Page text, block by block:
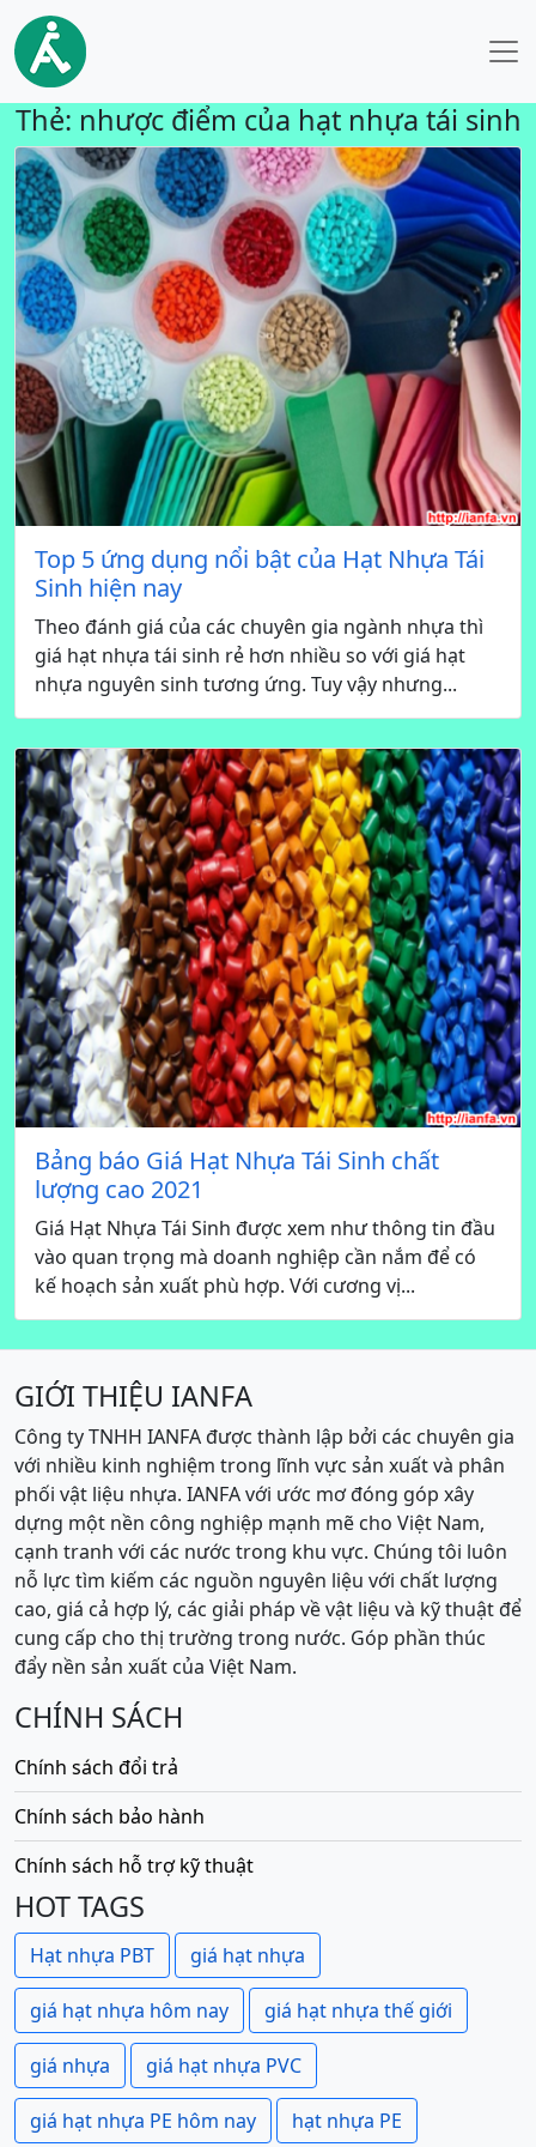
Thẻ: nhược điểm của hạt nhựa tái sinh
Top 5 ứng dụng nổi bật của Hạt Nhựa Tái
Sinh hiện nay
Theo đánh giá của các chuyên gia ngành nhựa thì
giá hạt nhựa tái sinh rẻ hơn nhiều so với giá hạt
nhựa nguyên sinh tương ứng. Tuy vậy nhưng...
Bảng báo Giá Hạt Nhựa Tái Sinh chất
lượng cao 2021
Giá Hạt Nhựa Tái Sinh được xem như thông tin đầu
vào quan trọng mà doanh nghiệp cần nắm để có
kế hoạch sản xuất phù hợp. Với cương vị...
GIỚI THIỆU IANFA
Công ty TNHH IANFA được thành lập bởi các chuyên gia
với nhiều kinh nghiệm trong lĩnh vực sản xuất và phân
phối vật liệu nhựa. IANFA với ước mơ đóng góp xây
dựng một nền công nghiệp mạnh mẽ cho Việt Nam,
cạnh tranh với các nước trong khu vực. Chúng tôi luôn
nỗ lực tìm kiếm các nguồn nguyên liệu với chất lượng
cao, giá cả hợp lý, các giải pháp về vật liệu và kỹ thuật để
cung cấp cho thị trường trong nước. Góp phần thúc
đẩy nền sản xuất của Việt Nam.
CHÍNH SÁCH
Chính sách đổi trả
Chính sách bảo hành
Chính sách hỗ trợ kỹ thuật
HOT TAGS
Hạt nhựa PBT giá hạt nhựa
giá hạt nhựa hôm nay giá hạt nhựa thế giới
giá nhựa giá hạt nhựa PVC
giá hạt nhựa PE hôm nay hạt nhựa PE